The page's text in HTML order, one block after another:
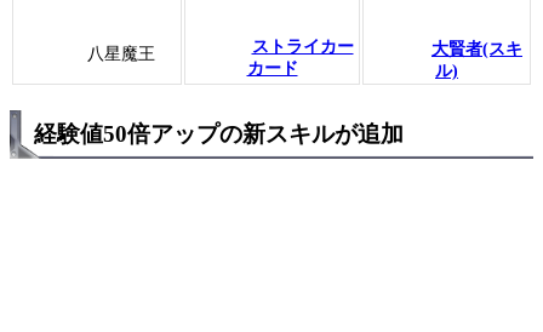
八星魔王
ストライカー
カード
大賢者(スキ
ル)
経験値50倍アップの新スキルが追加